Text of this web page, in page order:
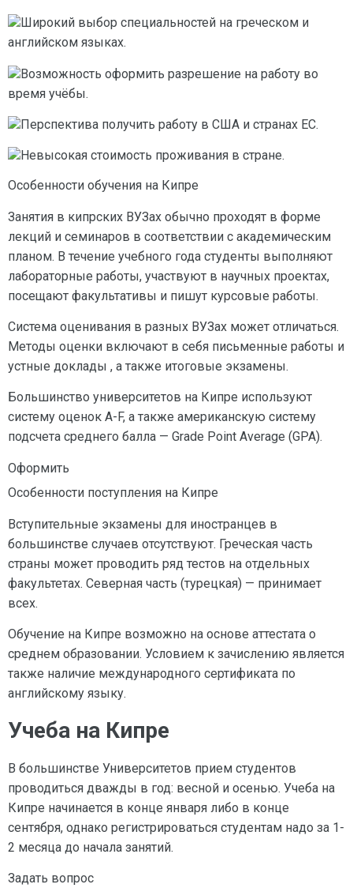
Широкий выбор специальностей на греческом и
английском языках.
Возможность оформить разрешение на работу во
время учёбы.
Перспектива получить работу в США и странах ЕС.
Невысокая стоимость проживания в стране.
Особенности обучения на Кипре
Занятия в кипрских ВУЗах обычно проходят в форме
лекций и семинаров в соответствии с академическим
планом. В течение учебного года студенты выполняют
лабораторные работы, участвуют в научных проектах,
посещают факультативы и пишут курсовые работы.
Система оценивания в разных ВУЗах может отличаться.
Методы оценки включают в себя письменные работы и
устные доклады , а также итоговые экзамены.
Большинство университетов на Кипре используют
систему оценок A-F, а также американскую систему
подсчета среднего балла — Grade Point Average (GPA).
Оформить
Особенности поступления на Кипре
Вступительные экзамены для иностранцев в
большинстве случаев отсутствуют. Греческая часть
страны может проводить ряд тестов на отдельных
факультетах. Северная часть (турецкая) — принимает
всех.
Обучение на Кипре возможно на основе аттестата о
среднем образовании. Условием к зачислению является
также наличие международного сертификата по
английскому языку.
Учеба на Кипре
В большинстве Университетов прием студентов
проводиться дважды в год: весной и осенью. Учеба на
Кипре начинается в конце января либо в конце
сентября, однако регистрироваться студентам надо за 1-
2 месяца до начала занятий.
Задать вопрос